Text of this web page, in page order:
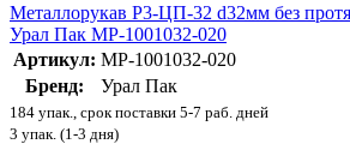
Металлорукав Р3-ЦП-32 d32мм без
Урал Пак МР-1001032-020
Артикул: МР-1001032-020
Бренд:
Урал Пак
184 упак., срок поставки 5-7 раб. дней
3 упак. (1-3 дня)